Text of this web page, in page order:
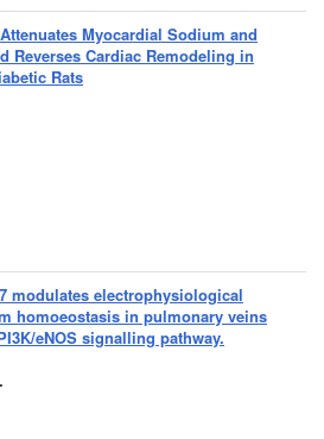
Myocardial Sodium and
Reverses Cardiac Remodeling in
Rats
modulates electrophysiological
homoeostasis in pulmonary veins
eNOS signalling pathway.